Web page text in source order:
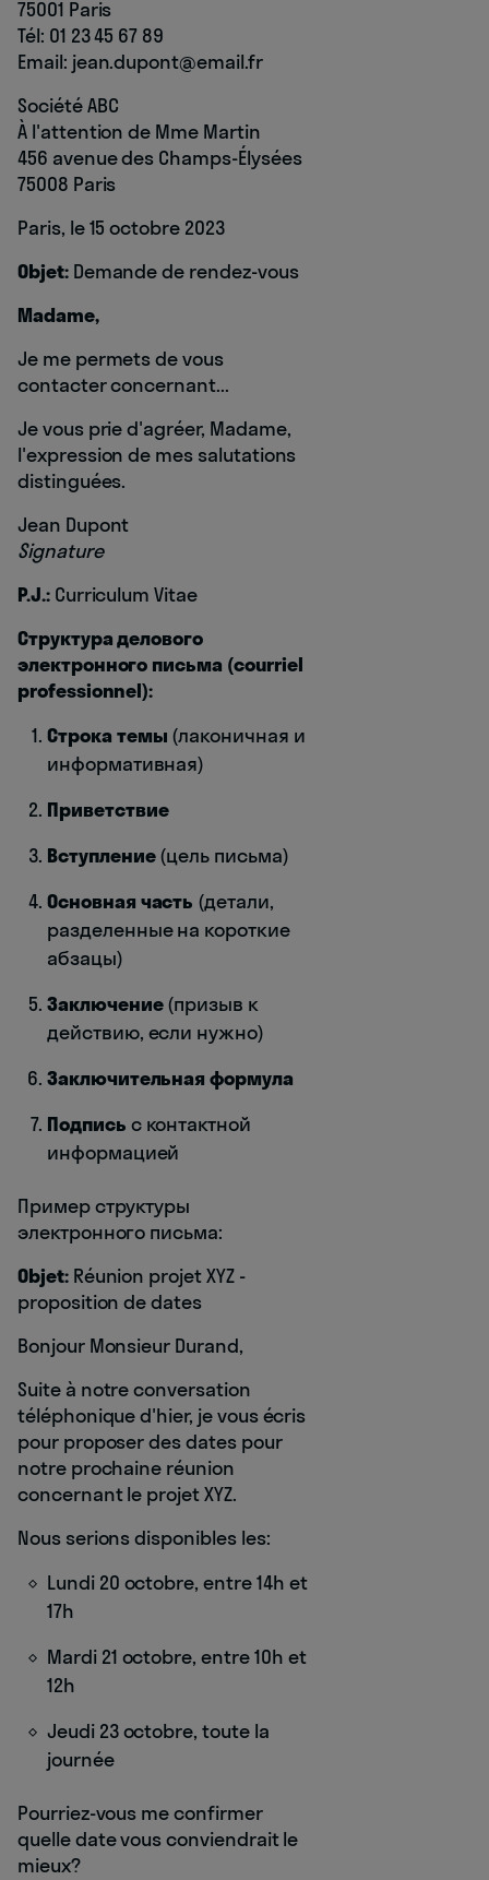
75001 Paris
Tél: 01 23 45 67 89
Email: jean.dupont@email.fr
Société ABC
À l'attention de Mme Martin
456 avenue des Champs-Élysées
75008 Paris
Paris, le 15 octobre 2023
Objet:Demande de rendez-vous
Madame,
Je me permets de vous
contacter concernant...
Je vous prie d'agréer, Madame,
l'expression de mes salutations
distinguées.
Jean Dupont
Signature
P.J.:Curriculum Vitae
Структура делового
электронного письма (courriel
professionnel):
Строка темы (лаконичная и
информативная)
Приветствие
Вступление(цель письма)
Основная часть (детали,
разделенные на короткие
абзацы)
Заключение(призыв к
действию, если нужно)
Заключительная формула
Подпись с контактной
информацией
Пример структуры
электронного письма:
Objet:Réunion projet XYZ -
proposition de dates
Bonjour Monsieur Durand,
Suite à notre conversation
téléphonique d'hier, je vous écris
pour proposer des dates pour
notre prochaine réunion
concernant le projet XYZ.
Nous serions disponibles les:
Lundi 20 octobre, entre 14h et
17h
Mardi 21 octobre, entre 10h et
12h
Jeudi 23 octobre, toute la
journée
Pourriez-vous me confirmer
quelle date vous conviendrait le
mieux?